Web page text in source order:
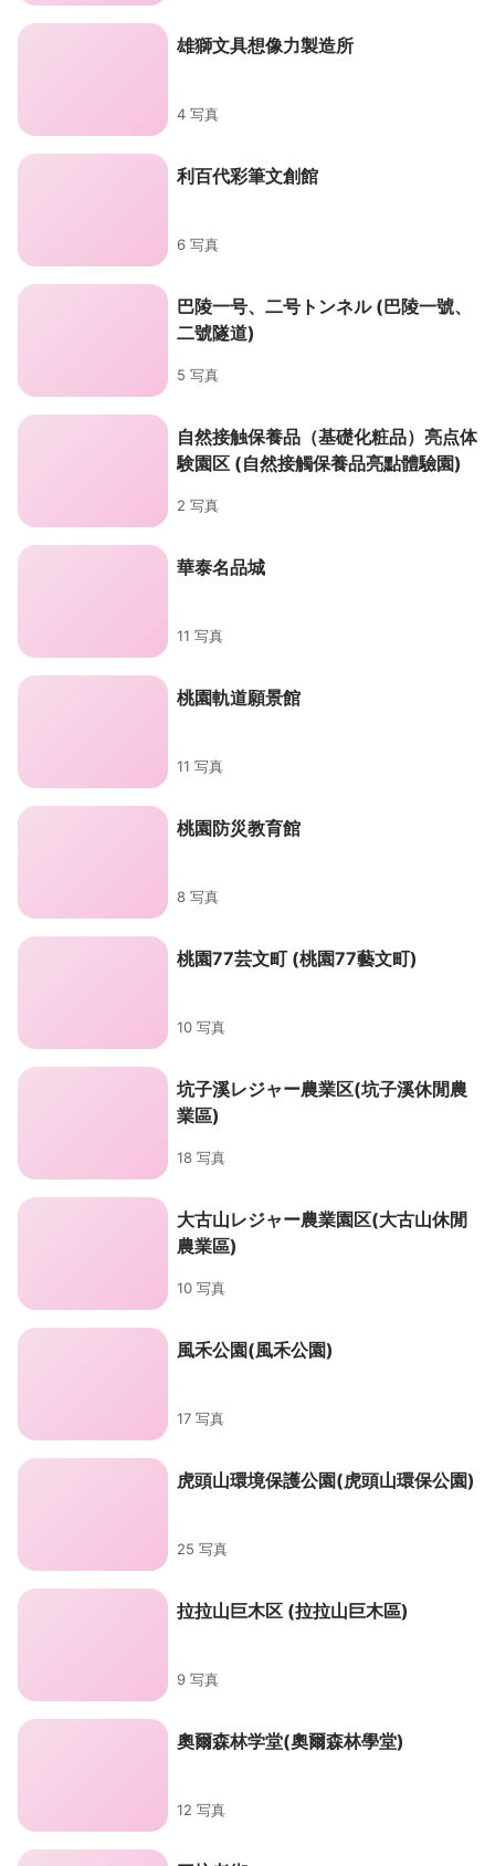
雄獅文具想像力製造所
4 写真
利百代彩筆文創館
6 写真
巴陵一号、二号トンネル (巴陵一號、
二號隧道)
5 写真
自然接触保養品（基礎化粧品）亮点体
験園区 (自然接觸保養品亮點體驗園)
2 写真
華泰名品城
11 写真
桃園軌道願景館
11 写真
桃園防災教育館
8 写真
桃園77芸文町 (桃園77藝文町)
10 写真
坑子溪レジャー農業区(坑子溪休閒農
業區)
18 写真
大古山レジャー農業園区(大古山休閒
農業區)
10 写真
風禾公園(風禾公園)
17 写真
虎頭山環境保護公園(虎頭山環保公園)
25 写真
拉拉山巨木区 (拉拉山巨木區)
9 写真
奧爾森林学堂(奧爾森林學堂)
12 写真